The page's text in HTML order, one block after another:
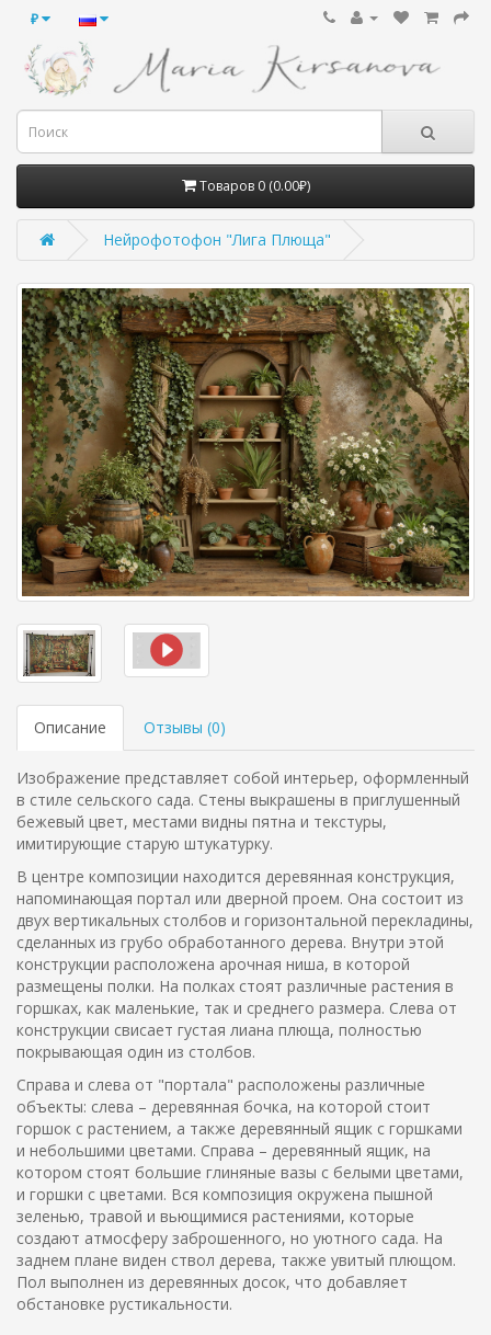
₽
Товаров 0 (0.00₽)
Нейрофотофон "Лига Плюща"
Описание Отзывы (0)
Изображение представляет собой интерьер, оформленный
в стиле сельского сада. Стены выкрашены в приглушенный
бежевый цвет, местами видны пятна и текстуры,
имитирующие старую штукатурку.
В центре композиции находится деревянная конструкция,
напоминающая портал или дверной проем. Она состоит из
двух вертикальных столбов и горизонтальной перекладины,
сделанных из грубо обработанного дерева. Внутри этой
конструкции расположена арочная ниша, в которой
размещены полки. На полках стоят различные растения в
горшках, как маленькие, так и среднего размера. Слева от
конструкции свисает густая лиана плюща, полностью
покрывающая один из столбов.
Справа и слева от "портала" расположены различные
объекты: слева – деревянная бочка, на которой стоит
горшок с растением, а также деревянный ящик с горшками
и небольшими цветами. Справа – деревянный ящик, на
котором стоят большие глиняные вазы с белыми цветами,
и горшки с цветами. Вся композиция окружена пышной
зеленью, травой и вьющимися растениями, которые
создают атмосферу заброшенного, но уютного сада. На
заднем плане виден ствол дерева, также увитый плющом.
Пол выполнен из деревянных досок, что добавляет
обстановке рустикальности.